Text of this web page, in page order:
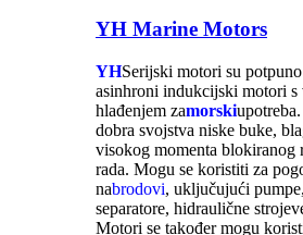
YH Marine Motors
YHSerijski motori su
asinhroni indukcijski motori s
hlađenjem zamorski
dobra svojstva niske buke,
visokog momenta blokiranog
rada. Mogu se koristiti za
nabrodovi, uključujući
separatore, hidraulične
Motori se također mogu